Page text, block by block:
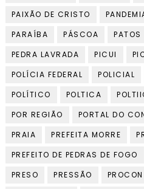
PAIXÃO DE CRISTO
PARAÍBA
PÁSCOA PATOS
PEDRA LAVRADA
PICUI
POLÍCIA FEDERAL
POLICIAL
POLÍTICO
POLTICA
POR REGIÃO
PORTAL DO
PRAIA
PREFEITA MORRE
PREFEITO DE PEDRAS DE FOGO
PRESO
PRESSÃO PROCON